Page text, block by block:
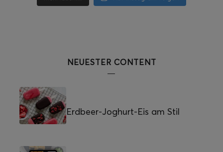
NEUESTER CONTENT
Erdbeer-Joghurt-Eis am Stil